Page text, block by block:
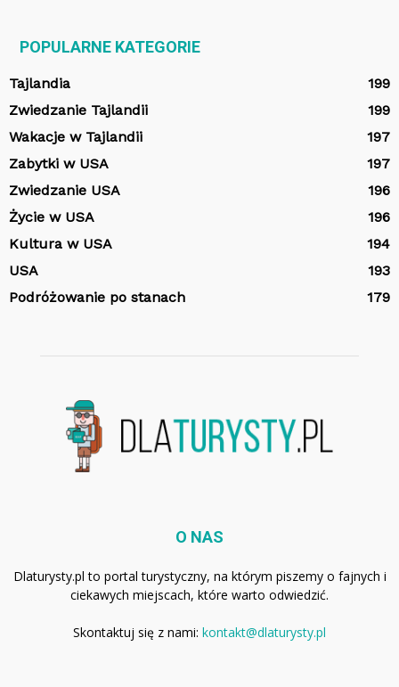
POPULARNE KATEGORIE
Tajlandia
199
Zwiedzanie Tajlandii
199
Wakacje w Tajlandii
197
Zabytki w USA
197
Zwiedzanie USA
196
Życie w USA
196
Kultura w USA
194
USA
193
Podróżowanie po stanach
179
O NAS
Dlaturysty.pl to portal turystyczny, na którym piszemy o fajnych i
ciekawych miejscach, które warto odwiedzić.
Skontaktuj się z nami: kontakt@dlaturysty.pl